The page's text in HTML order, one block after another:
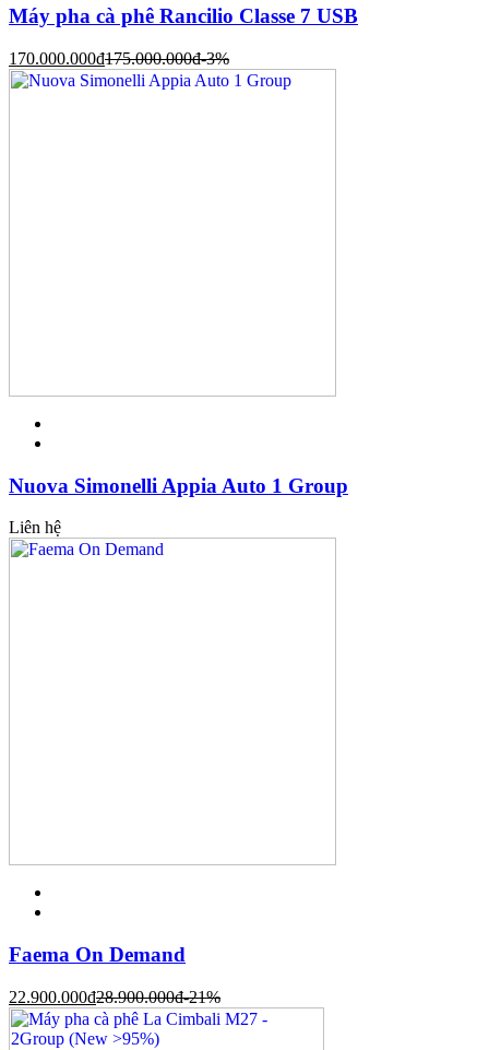
Máy pha cà phê Rancilio Classe 7 USB
170.000.000đ175.000.000đ-3%
Nuova Simonelli Appia Auto 1 Group
Liên hệ
Faema On Demand
22.900.000đ28.900.000đ-21%